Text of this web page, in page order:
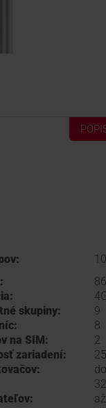
skupiny:
9
8
na SIM:
2
zariadení:
32